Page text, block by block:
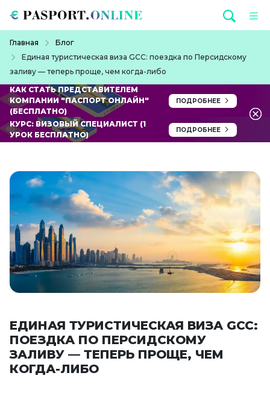
Главная
Блог
Единая туристическая виза GCC: поездка по Персидскому
заливу — теперь проще, чем когда-либо
КАК СТАТЬ ПРЕДСТАВИТЕЛЕМ
КОМПАНИИ "ПАСПОРТ ОНЛАЙН"
(БЕСПЛАТНО)
ПОДРОБНЕЕ
КУРС: ВИЗОВЫЙ СПЕЦИАЛИСТ (1
УРОК БЕСПЛАТНО)
ПОДРОБНЕЕ
ЕДИНАЯ ТУРИСТИЧЕСКАЯ ВИЗА GCC:
ПОЕЗДКА ПО ПЕРСИДСКОМУ
ЗАЛИВУ — ТЕПЕРЬ ПРОЩЕ, ЧЕМ
КОГДА-ЛИБО